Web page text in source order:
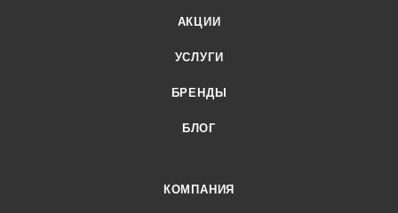
АКЦИИ
УСЛУГИ
БРЕНДЫ
БЛОГ
КОМПАНИЯ